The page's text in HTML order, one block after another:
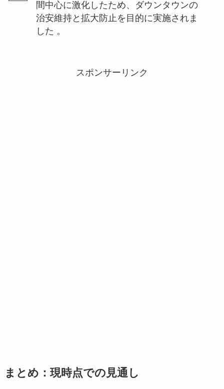
間中心に激化したため、ダウンタウンの
治安維持と拡大防止を目的に実施されま
した 。
スポンサーリンク
まとめ：現時点での見通し